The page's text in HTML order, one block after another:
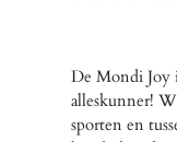
De Mondi Joy
alleskunner!
sporten en